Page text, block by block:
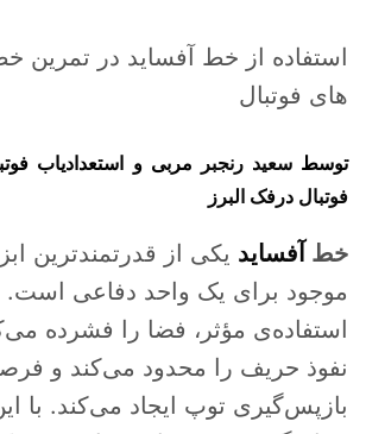
استفاده از خط آفساید در تمرین
های فوتبال
توسطسعید رنجبر مربی و استعدادیاب
فوتبال درفک البرز
خط آفساید یکی از قدرتمندترین
موجود برای یک واحد دفاعی
استفاده‌ی مؤثر، فضا را فشرده
نفوذ حریف را محدود می‌کند و
بازپس‌گیری توپ ایجاد می‌کند. با